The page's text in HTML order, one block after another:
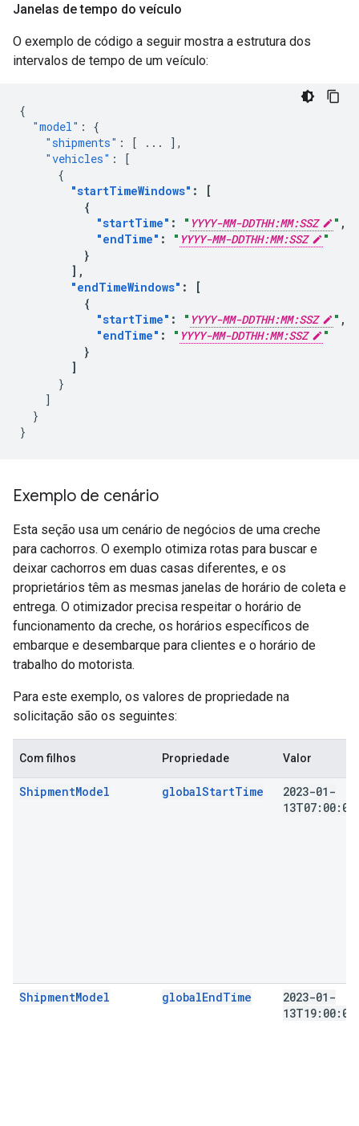
Janelas de tempo do veículo
O exemplo de código a seguir mostra a estrutura dos
intervalos de tempo de um veículo:
{
"model" :
{
"shipments" : [ ...
],
"vehicles" :
[
{
"startTimeWindows" :
[
{
"startTime" : " YYYY-MM-DDTHH:MM:SSZ " ,
"endTime" : " YYYY-MM-DDTHH:MM:SSZ
"
}
],
"endTimeWindows" :
[
{
"startTime" : " YYYY-MM-DDTHH:MM:SSZ " ,
"endTime" : " YYYY-MM-DDTHH:MM:SSZ
"
}
]
}
]
}
}
Exemplo de cenário
Esta seção usa um cenário de negócios de uma creche
para cachorros. O exemplo otimiza rotas para buscar e
deixar cachorros em duas casas diferentes, e os
proprietários têm as mesmas janelas de horário de coleta e
entrega. O otimizador precisa respeitar o horário de
funcionamento da creche, os horários específicos de
embarque e desembarque para clientes e o horário de
trabalho do motorista.
Para este exemplo, os valores de propriedade na
solicitação são os seguintes:
Com filhos Propriedade Valor
ShipmentModel globalStartTime
2023-01-
ShipmentModel globalEndTime
2023-01-